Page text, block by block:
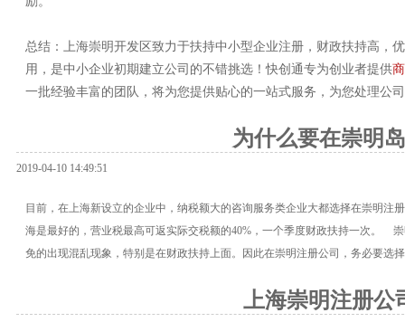
总结：上海崇明开发区致力于扶持中小型企业注册，财政扶持高，
用，是中小企业初期建立公司的不错挑选！快创通专为创业者提供
一批经验丰富的团队，将为您提供贴心的一站式服务，为您处理公
为什么要在崇明
2019-04-10 14:49:51
目前，在上海新设立的企业中，纳税额大的咨询服务类企业大都选择在崇明注
海是最好的，营业税最高可返实际交税额的40%，一个季度财政扶持一次。
免的出现混乱现象，特别是在财政扶持上面。因此在崇明注册公司，务必要选
上海崇明注册公